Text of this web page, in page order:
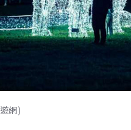
網)